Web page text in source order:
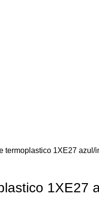
termoplastico 1XE27 azul/
1XE27